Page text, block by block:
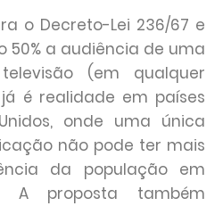
o Decreto-Lei 236/67 e
50% a audiência de uma
(em qualquer
já é realidade em países
onde uma única
não pode ter mais
da população em
A proposta também